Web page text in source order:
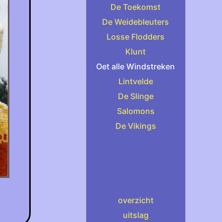
De Toekomst
De Weidebleuters
Losse Flodders
Klunt
Oet alle Windstreken
Lintvelde
De Slinge
Salomons
De Vikings
overzicht
uitslag